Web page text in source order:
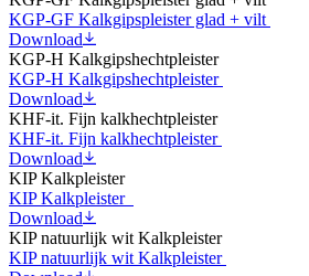
KGP-GF Kalkgipspleister glad + vilt
Download
KGP-H Kalkgipshechtpleister
KGP-H Kalkgipshechtpleister
Download
KHF-it. Fijn kalkhechtpleister
KHF-it. Fijn kalkhechtpleister
Download
KIP Kalkpleister
KIP Kalkpleister
Download
KIP natuurlijk wit Kalkpleister
KIP natuurlijk wit Kalkpleister